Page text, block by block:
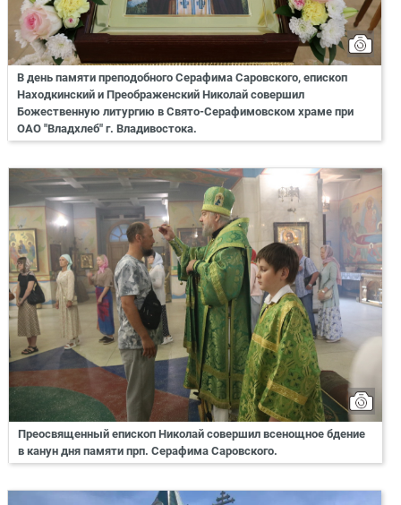
В день памяти преподобного Серафима Саровского, епископ
Находкинский и Преображенский Николай совершил
Божественную литургию в Свято-Серафимовском храме при
ОАО "Владхлеб" г. Владивостока.
Преосвященный епископ Николай совершил всенощное бдение
в канун дня памяти прп. Серафима Саровского.